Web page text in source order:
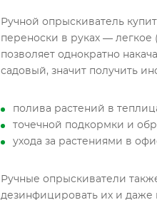
Ручной опрыскиватель
переноски в руках — легкое
позволяет однократно
садовый, значит получить
полива растений в
точечной подкормки и
ухода за растениями в
Ручные опрыскиватели
дезинфицировать их и